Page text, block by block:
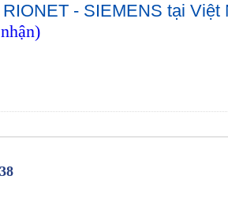
- SIEMENS tại Việt